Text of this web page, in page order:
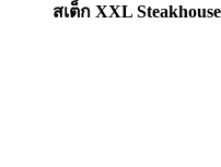
สเต็ก XXL Steakhouse